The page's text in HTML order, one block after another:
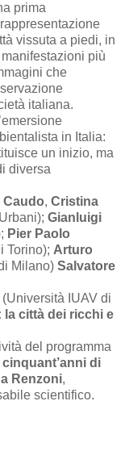
prima
vissuta a piedi, in
più
che
italiana.
in Italia:
un inizio, ma
diversa
Caudo, Cristina
Gianluigi
Pier Paolo
Torino); Arturo
Milano) Salvatore
(Università IUAV di
la città dei ricchi e
del programma
di
Renzoni,
scientifico.